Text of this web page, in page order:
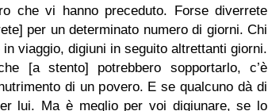
che vi hanno preceduto. Forse diverrete
per un determinato numero di giorni. Chi
in viaggio, digiuni in seguito altrettanti giorni.
[a stento] potrebbero sopportarlo, c’è
di un povero. E se qualcuno dà di
lui. Ma è meglio per voi digiunare, se lo